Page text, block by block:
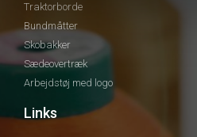
Traktorborde
Bundmåtter
Skobakker
Sædeovertræk
Arbejdstøj med logo
Links